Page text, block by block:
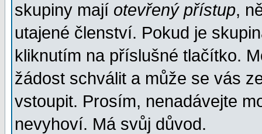
skupiny mají otevřený přístup,
utajené členství. Pokud je
kliknutím na příslušné tlačítko.
žádost schválit a může se vás
vstoupit. Prosím, nenadávejte
nevyhoví. Má svůj důvod.